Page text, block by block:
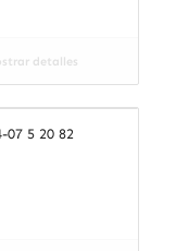
detalles
07 5 20 82